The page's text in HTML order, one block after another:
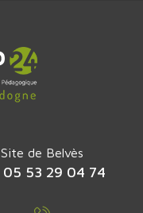
Site de Belvès
05 53 29 04 74